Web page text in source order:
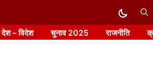
देश – विदेश चुनाव 2025 राजनीति